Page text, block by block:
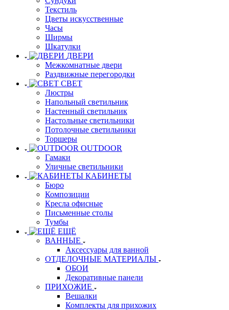
Текстиль
Цветы искусственные
Часы
Ширмы
Шкатулки
ДВЕРИ
Межкомнатные двери
Раздвижные перегородки
СВЕТ
Люстры
Напольный светильник
Настенный светильник
Настольные светильники
Потолочные светильники
Торшеры
OUTDOOR
Гамаки
Уличные светильники
КАБИНЕТЫ
Бюро
Композиции
Кресла офисные
Письменные столы
Тумбы
ЕЩЁ
ВАННЫЕ
Аксессуары для ванной
ОТДЕЛОЧНЫЕ МАТЕРИАЛЫ
ОБОИ
Декоративные панели
ПРИХОЖИЕ
Вешалки
Комплекты для прихожих